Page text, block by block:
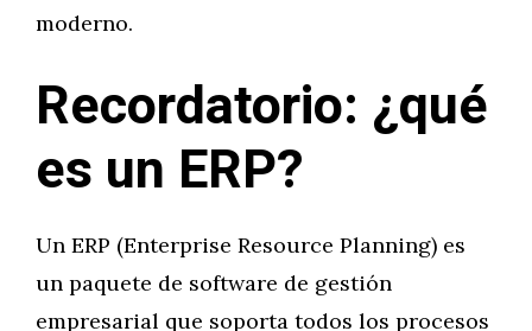
moderno.
Recordatorio: ¿qué
es un ERP?
Un ERP (Enterprise Resource Planning) es
un paquete de software de gestión
empresarial que soporta todos los procesos